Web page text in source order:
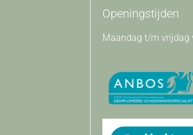
Openingstijden
Maandag t/m vrijdag